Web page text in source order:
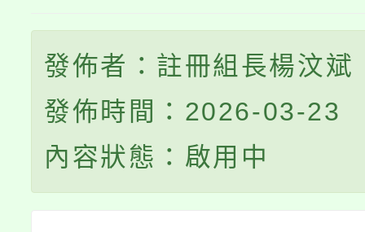
發佈者：註冊組長楊汶斌
發佈時間：2026-03-23
內容狀態：啟用中